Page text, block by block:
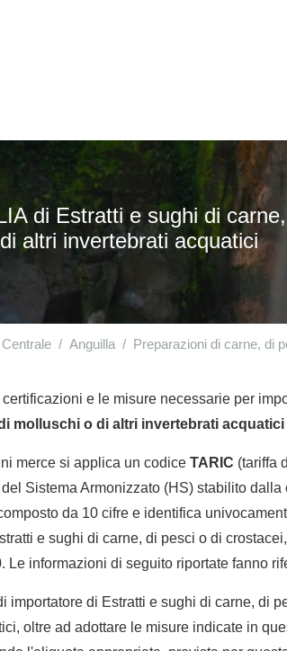
di Estratti e sughi di
altri invertebrati acquatici
Anguilla Preparazioni di carne, di pesci o di crostacei, di
e le misure necessarie per
molluschi o di altri invertebrati acquatici
merce si applica un codice TARIC (tariffa
Sistema Armonizzato (HS) stabilito
da 10 cifre e identifica
e sughi di carne, di pesci o di
. Le informazioni di seguito riportate fanno
importatore di Estratti e sughi di carne, di
oltre ad adottare le misure indicate in